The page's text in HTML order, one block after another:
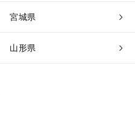
宮城県
山形県